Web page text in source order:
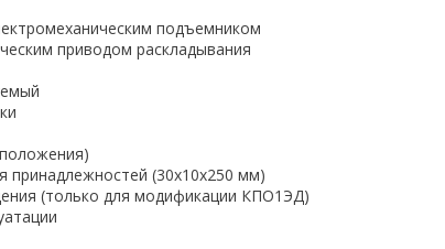
подъемником
приводом раскладывания
принадлежностей (30х10х250 мм)
(только для модификации КПО1ЭД)